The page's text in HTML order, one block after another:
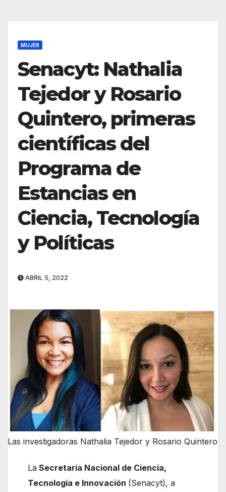
MUJER
Senacyt: Nathalia
Tejedor y Rosario
Quintero, primeras
científicas del
Programa de
Estancias en
Ciencia, Tecnología
y Políticas
ABRIL 5, 2022
Las investigadoras Nathalia Tejedor y Rosario Quintero
La Secretaría Nacional de Ciencia,
Tecnología e Innovación (Senacyt), a